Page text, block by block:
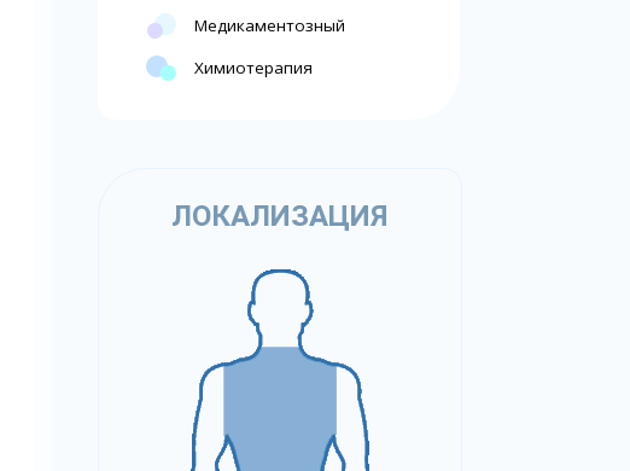
Медикаментозный
Химиотерапия
ЛОКАЛИЗАЦИЯ